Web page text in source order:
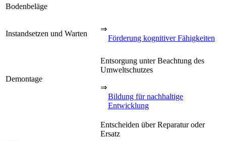
Bodenbeläge
Instandsetzen und Warten
⇒
Förderung kognitiver Fähigkeiten
Demontage
Entsorgung unter Beachtung des
Umweltschutzes
⇒
Bildung für nachhaltige
Entwicklung
Entscheiden über Reparatur oder
Ersatz